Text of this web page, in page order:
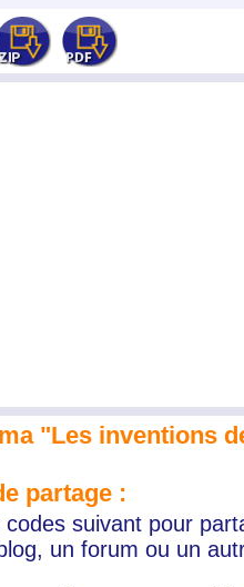
"Les inventions
partage :
suivant pour
un forum ou un